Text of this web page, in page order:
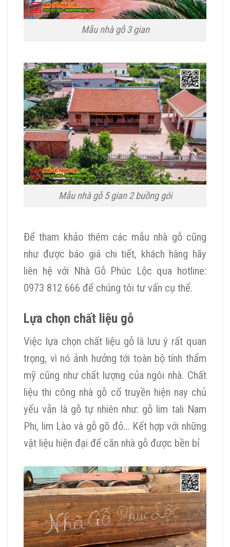
Mẫu nhà gỗ 3 gian
Mẫu nhà gỗ 5 gian 2 buồng gói
Để tham khảo thêm các mẫu nhà gỗ cũng
như được báo giá chi tiết, khách hàng hãy
liên hệ với Nhà Gỗ Phúc Lộc qua hotline:
0973 812 666 để chúng tôi tư vấn cụ thể.
Lựa chọn chất liệu gỗ
Việc lựa chọn chất liệu gỗ là lưu ý rất quan
trọng, vì nó ảnh hưởng tới toàn bộ tính thẩm
mỹ cũng như chất lượng của ngôi nhà. Chất
liệu thi công nhà gỗ cổ truyền hiện nay chủ
yếu vẫn là gỗ tự nhiên như: gỗ lim tali Nam
Phi, lim Lào và gỗ gõ đỏ… Kết hợp với những
vật liệu hiện đại để căn nhà gỗ được bền bỉ